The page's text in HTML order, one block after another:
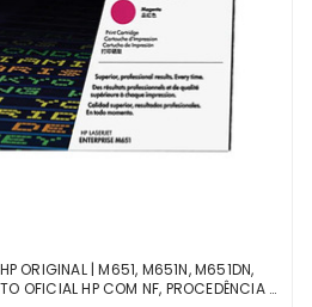
ORIGINAL | M651, M651N, M651DN,
OFICIAL HP COM NF, PROCEDÊNCIA E